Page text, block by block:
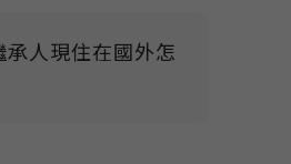
承人現住在國外怎